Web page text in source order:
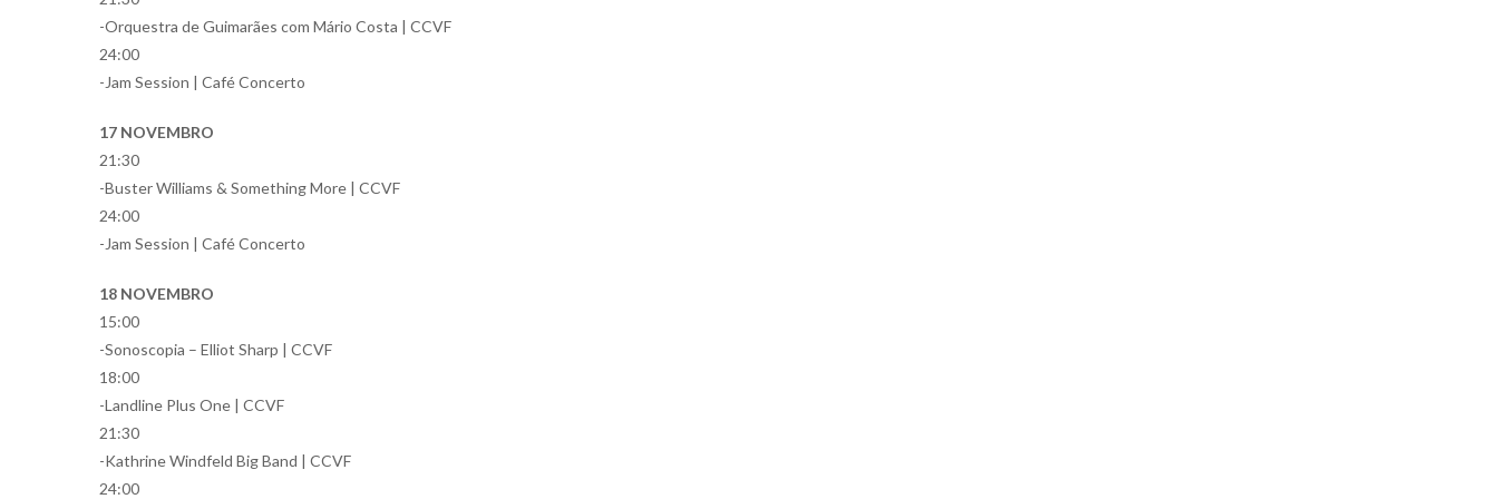
-Orquestra de Guimarães com Mário Costa | CCVF
24:00
-Jam Session | Café Concerto
17 NOVEMBRO
21:30
-Buster Williams & Something More | CCVF
24:00
-Jam Session | Café Concerto
18 NOVEMBRO
15:00
-Sonoscopia – Elliot Sharp | CCVF
18:00
-Landline Plus One | CCVF
21:30
-Kathrine Windfeld Big Band | CCVF
24:00